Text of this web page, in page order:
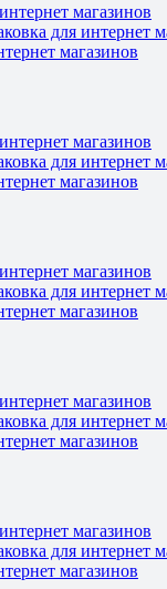
магазинов
для интернет
магазинов
магазинов
для интернет
магазинов
магазинов
для интернет
магазинов
магазинов
для интернет
магазинов
магазинов
для интернет
магазинов